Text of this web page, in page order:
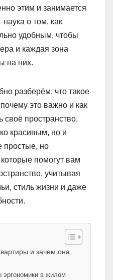
этим и занимается
о том, как
удобным, чтобы
и каждая зона
на них.
разберём, что такое
это важно и как
своё пространство,
красивым, но и
простые, но
помогут вам
учитывая
стиль жизни и даже
и зачем она
эргономики в жилом